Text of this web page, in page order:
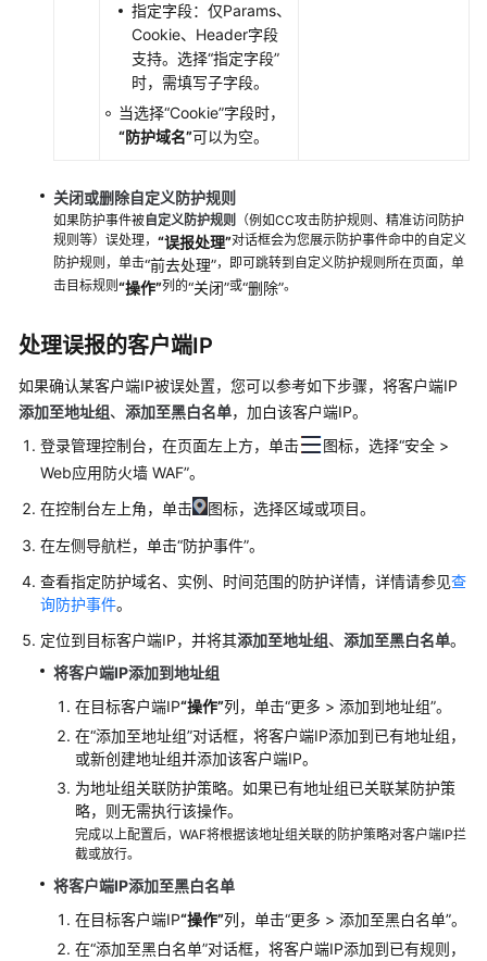
API
参
考
（阿
比
域）
API
参
（安
卡
区
域）
用
户
指
南
（联
盟
域）
API
考
（联
指定字段：仅Params、
Cookie、Header字段
支持。选择“指定字段”
时，需填写子字段。
当选择“Cookie”字段时，
“防护域名”可以为空。
关闭或删除自定义防护规则
如果防护事件被自定义防护规则
（例如CC攻击防护规则、精准访问防护
规则等）误处理， “误报处理”对话框会为您展示防护事件命中的自定义
防护规则，单击“前去处理”，即可跳转到自定义防护规则所在页面，单
击目标规则 “操作”列的“关闭”或“删除”。
处理误报的客户端IP
如果确认某客户端IP被误处置，您可以参考如下步骤，将客户端IP
添加至地址组、 添加至黑白名单，加白该客户端IP。
登录管理控制台，在页面左上方，单击
图标，选择“安全 >
Web应用防火墙 WAF”。
在控制台左上角，单击
图标，选择区域或项目。
在左侧导航栏，单击“防护事件”。
查看指定防护域名、实例、时间范围的防护详情，详情请参见查
询防护事件。
定位到目标客户端IP，并将其添加至地址组、 添加至黑白名单。
将客户端IP添加到地址组
在目标客户端IP“操作”列，单击“更多 > 添加到地址组”。
在“添加至地址组”对话框，将客户端IP添加到已有地址组，
或新创建地址组并添加该客户端IP。
为地址组关联防护策略。如果已有地址组已关联某防护策
略，则无需执行该操作。
完成以上配置后，WAF将根据该地址组关联的防护策略对客户端IP拦
截或放行。
将客户端IP添加至黑白名单
在目标客户端IP“操作”列，单击“更多 > 添加至黑白名单”。
在“添加至黑白名单”对话框，将客户端IP添加到已有规则，